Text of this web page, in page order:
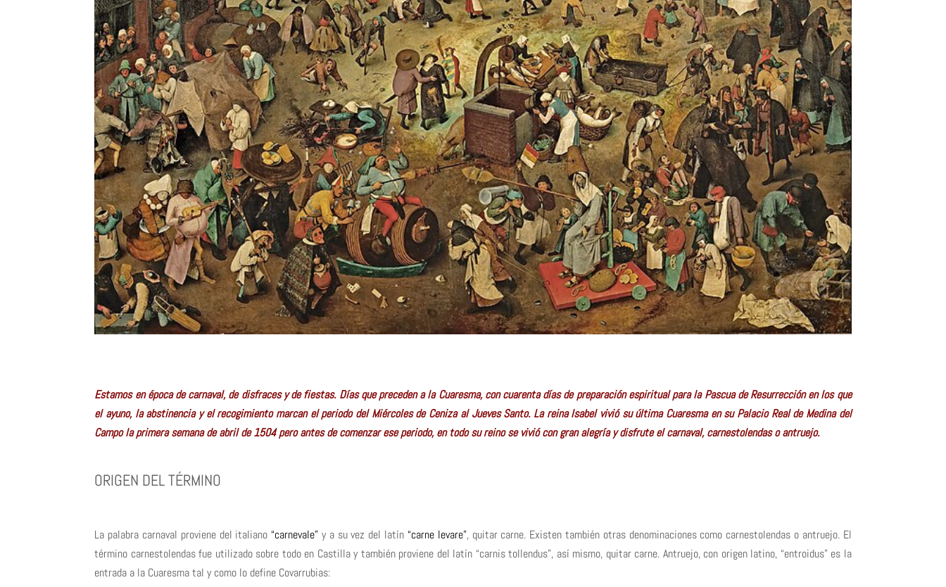
Estamos en época de carnaval, de disfraces y de fiestas. Días que preceden a la Cuaresma, con cuarenta días de preparación espiritual para la Pascua de Resurrección en los que
el ayuno, la abstinencia y el recogimiento marcan el periodo del Miércoles de Ceniza al Jueves Santo. La reina Isabel vivió su última Cuaresma en su Palacio Real de Medina del
Campo la primera semana de abril de 1504 pero antes de comenzar ese periodo, en todo su reino se vivió con gran alegría y disfrute el carnaval, carnestolendas o antruejo.
ORIGEN DEL TÉRMINO
La palabra carnaval proviene del italiano “carnevale” y a su vez del latín “carne levare”, quitar carne. Existen también otras denominaciones como carnestolendas o antruejo. El
término carnestolendas fue utilizado sobre todo en Castilla y también proviene del latín “carnis tollendus”, así mismo, quitar carne. Antruejo, con origen latino, “entroidus” es la
entrada a la Cuaresma tal y como lo define Covarrubias: